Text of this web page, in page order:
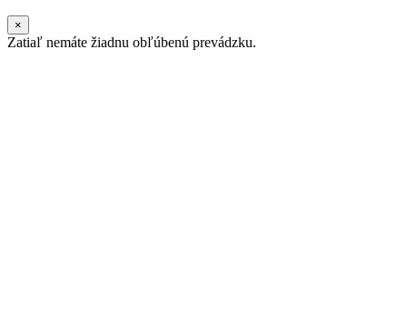
×
Zatiaľ nemáte žiadnu obľúbenú prevádzku.